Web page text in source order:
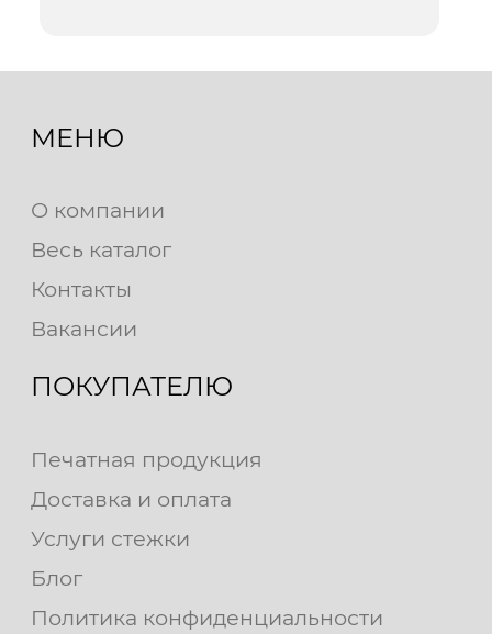
МЕНЮ
О компании
Весь каталог
Контакты
Вакансии
ПОКУПАТЕЛЮ
Печатная продукция
Доставка и оплата
Услуги стежки
Блог
Политика конфиденциальности